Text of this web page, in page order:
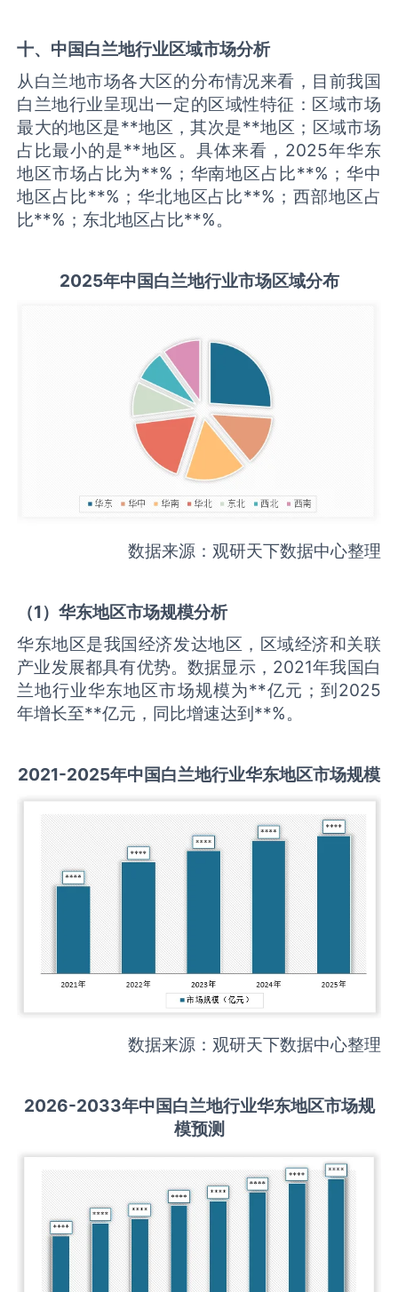
十、中国白兰地行业区域市场分析
从白兰地市场各大区的分布情况来看，目前我国
白兰地行业呈现出一定的区域性特征：区域市场
最大的地区是**地区，其次是**地区；区域市场
占比最小的是**地区。具体来看，2025年华东
地区市场占比为**%；华南地区占比**%；华中
地区占比**%；华北地区占比**%；西部地区占
比**%；东北地区占比**%。
2025年中国白兰地行业市场区域分布
数据来源：观研天下数据中心整理
（1）华东地区市场规模分析
华东地区是我国经济发达地区，区域经济和关联
产业发展都具有优势。数据显示，2021年我国白
兰地行业华东地区市场规模为**亿元；到2025
年增长至**亿元，同比增速达到**%。
2021-2025年中国白兰地行业华东地区市场规模
数据来源：观研天下数据中心整理
2026-2033年中国白兰地行业华东地区市场规
模预测